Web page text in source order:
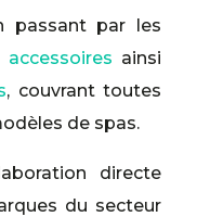
passant par les
accessoires ainsi
, couvrant toutes
de spas.
directe
du secteur